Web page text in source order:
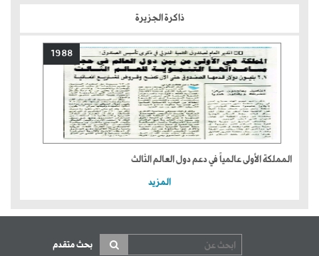
ذاكرة الجزيرة
1988
المملكة الأولى عالمياً في دعم دول العالم الثالث
المزيد
بحث متقدم